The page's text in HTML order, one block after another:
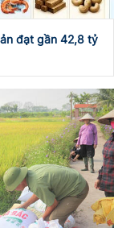
đạt gần 42,8 tỷ